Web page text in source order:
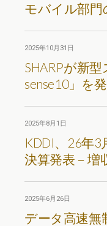
モバイル部門
2025年10月31日
SHARPが新
sense10」を
2025年8月1日
KDDI、26年3
決算発表－増
2025年6月26日
データ高速無